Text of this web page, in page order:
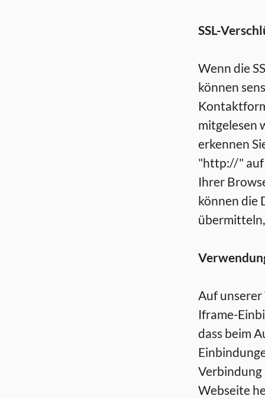
SSL-
Wenn die
können
mitgelesen
erkennen
"http://" auf
Ihrer
können die
Auf
Iframe-
dass beim
Verbindung
Webseite